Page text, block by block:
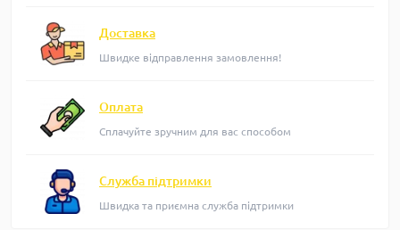
Доставка
Швидке відправлення замовлення!
Оплата
Сплачуйте зручним для вас способом
Служба підтримки
Швидка та приємна служба підтримки